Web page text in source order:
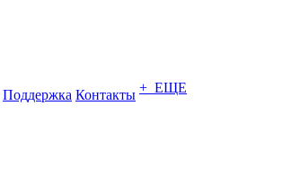
Поддержка Контакты + ЕЩЕ